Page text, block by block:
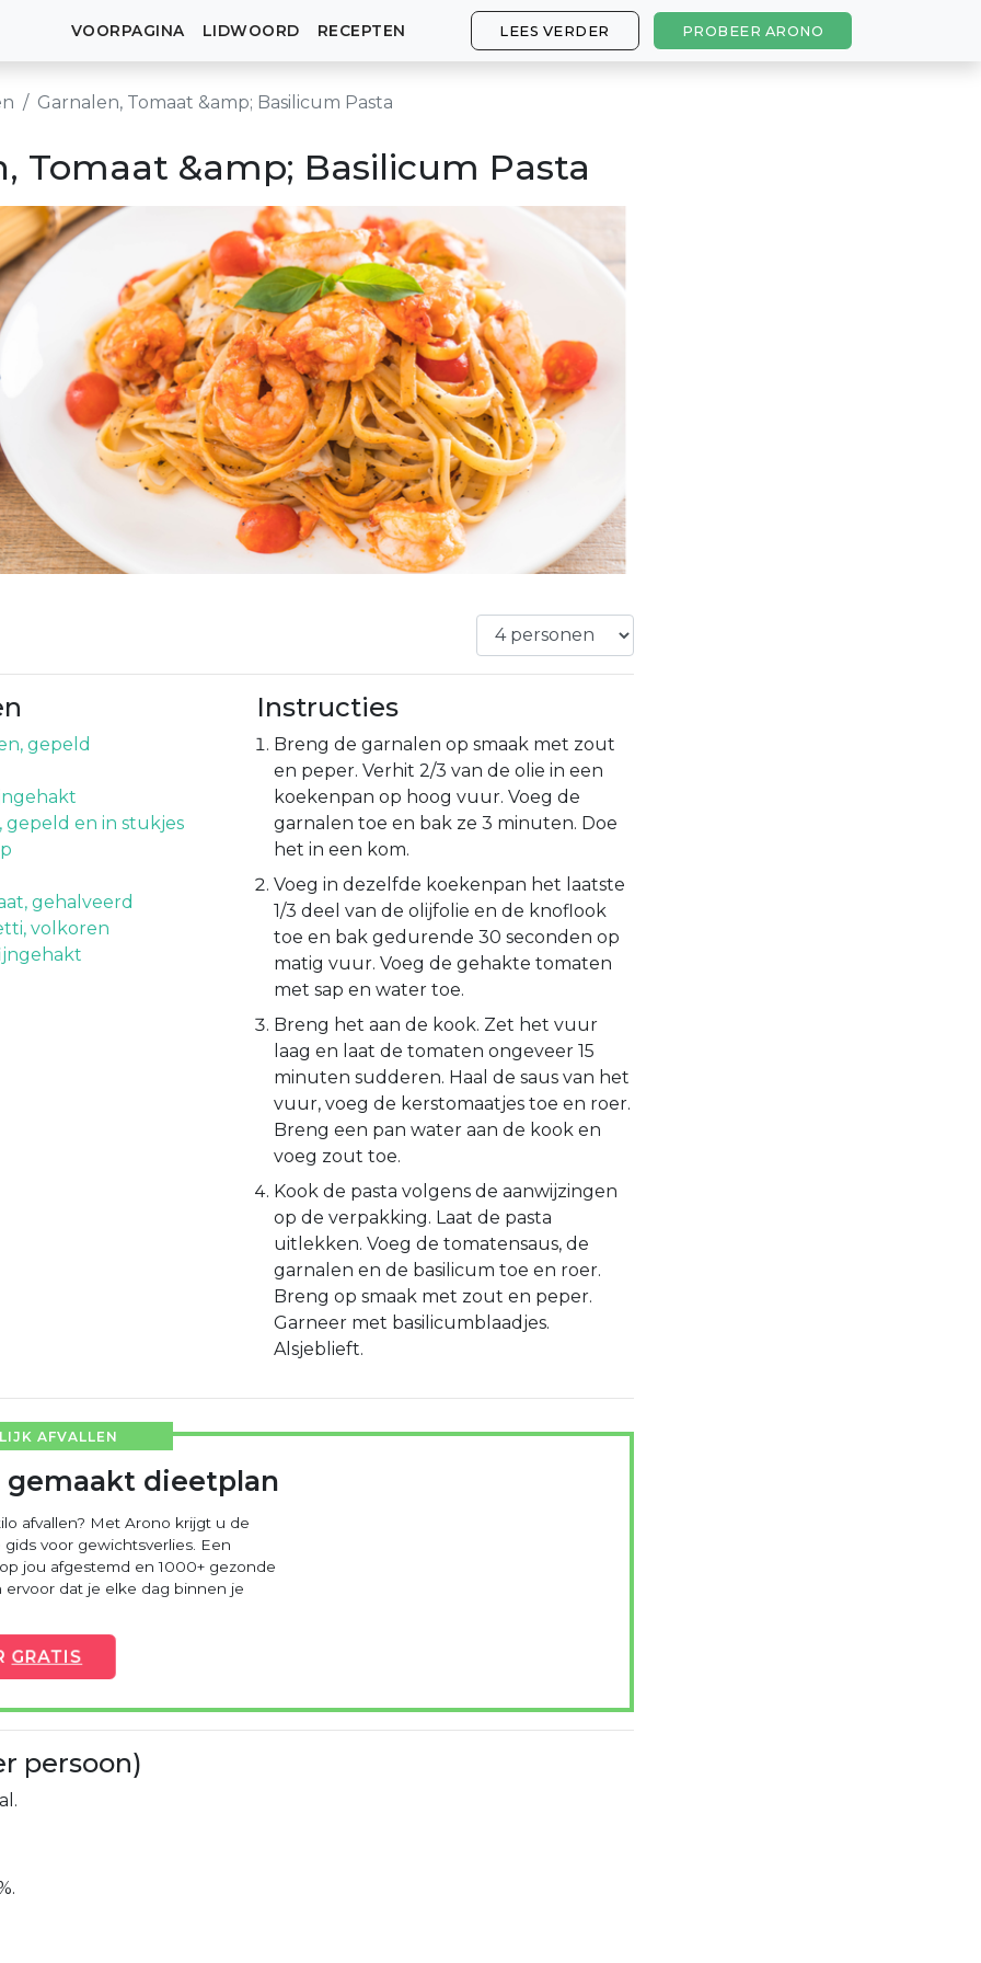
VOORPAGINA LIDWOORD RECEPTEN LEES VERDER PROBEER ARONO
Garnalen, Tomaat &amp; Basilicum Pasta
Tomaat &amp; Basilicum Pasta
gepeld
gepeld en in stukjes
gehalveerd
volkoren
Instructies
Breng de garnalen op smaak met zout
en peper. Verhit 2/3 van de olie in een
koekenpan op hoog vuur. Voeg de
garnalen toe en bak ze 3 minuten. Doe
het in een kom.
Voeg in dezelfde koekenpan het laatste
1/3 deel van de olijfolie en de knoflook
toe en bak gedurende 30 seconden op
matig vuur. Voeg de gehakte tomaten
met sap en water toe.
Breng het aan de kook. Zet het vuur
laag en laat de tomaten ongeveer 15
minuten sudderen. Haal de saus van het
vuur, voeg de kerstomaatjes toe en roer.
Breng een pan water aan de kook en
voeg zout toe.
Kook de pasta volgens de aanwijzingen
op de verpakking. Laat de pasta
uitlekken. Voeg de tomatensaus, de
garnalen en de basilicum toe en roer.
Breng op smaak met zout en peper.
Garneer met basilicumblaadjes.
Alsjeblieft.
AFVALLEN
gemaakt dieetplan
afvallen? Met Arono krijgt u de
voor gewichtsverlies. Een
jou afgestemd en 1000+ gezonde
dat je elke dag binnen je
GRATIS
persoon)